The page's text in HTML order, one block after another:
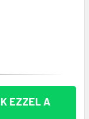
EZZEL A